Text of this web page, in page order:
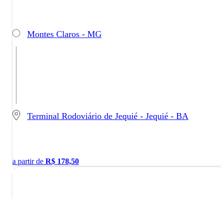
Montes Claros - MG
Terminal Rodoviário de Jequié - Jequié - BA
a partir de R$ 178,50